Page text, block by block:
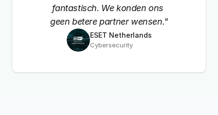
fantastisch. We konden ons
geen betere partner wensen."
ESET Netherlands
Cybersecurity